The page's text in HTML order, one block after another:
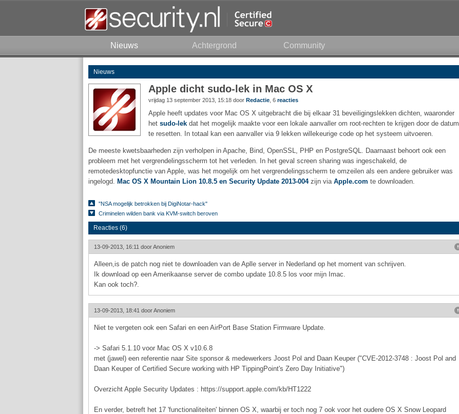
Nieuws Achtergrond Community
Nieuws
Apple dicht sudo-lek in Mac OS X
vrijdag 13 september 2013, 15:18 door Redactie , 6 reacties
Apple heeft updates voor Mac OS X uitgebracht die bij elkaar 31 beveiligingslekken dichten, waaronder
het sudo-lek dat het mogelijk maakte voor een lokale aanvaller om root-rechten te krijgen door de datum
te resetten. In totaal kan een aanvaller via 9 lekken willekeurige code op het systeem uitvoeren.
De meeste kwetsbaarheden zijn verholpen in Apache, Bind, OpenSSL, PHP en PostgreSQL. Daarnaast behoort ook een
probleem met het vergrendelingsscherm tot het verleden. In het geval screen sharing was ingeschakeld, de
remotedesktopfunctie van Apple, was het mogelijk om het vergrendelingsscherm te omzeilen als een andere gebruiker was
ingelogd. Mac OS X Mountain Lion 10.8.5 en Security Update 2013-004zijn via Apple.com te downloaden.
"NSA mogelijk betrokken bij DigiNotar-hack"
Criminelen wilden bank via KVM-switch beroven
Reacties (6)
13-09-2013, 16:11 doorAnoniem
Alleen,is de patch nog niet te downloaden van de Aplle server in Nederland op het moment van schrijven.
Ik download op een Amerikaanse server de combo update 10.8.5 los voor mijn Imac.
Kan ook toch?.
13-09-2013, 18:41 doorAnoniem
Niet te vergeten ook een Safari en een AirPort Base Station Firmware Update.
-> Safari 5.1.10 voor Mac OS X v10.6.8
met (jawel) een referentie naar Site sponsor & medewerkers Joost Pol and Daan Keuper ("CVE-2012-3748 : Joost Pol and
Daan Keuper of Certified Secure working with HP TippingPoint's Zero Day Initiative")
Overzicht Apple Security Updates : https://support.apple.com/kb/HT1222
En verder, betreft het 17 'functionaliteiten' binnen OS X, waarbij er toch nog 7 ook voor het oudere OS X Snow Leopard